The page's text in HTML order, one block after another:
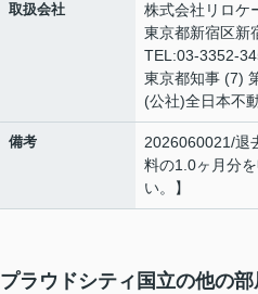
取扱会社
株式会社リロケ
東京都新宿区新
TEL:03-3352-
東京都知事 (7)
(公社)全日本不
備考
2026060021/退
料の1.0ヶ月分
い。】
プラウドシティ国立の他の部